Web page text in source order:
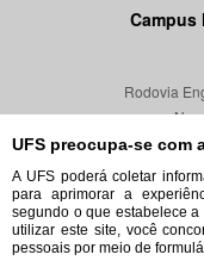
UFS preocupa-se com
A UFS poderá coletar
para aprimorar a
segundo o que estabelece a
utilizar este site, você
pessoais por meio de
Campus
Rodovia